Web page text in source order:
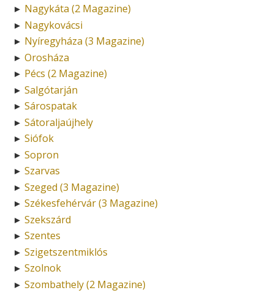
► Nagykáta (2 Magazine)
► Nagykovácsi
► Nyíregyháza (3 Magazine)
► Orosháza
► Pécs (2 Magazine)
► Salgótarján
► Sárospatak
► Sátoraljaújhely
► Siófok
► Sopron
► Szarvas
► Szeged (3 Magazine)
► Székesfehérvár (3 Magazine)
► Szekszárd
► Szentes
► Szigetszentmiklós
► Szolnok
► Szombathely (2 Magazine)